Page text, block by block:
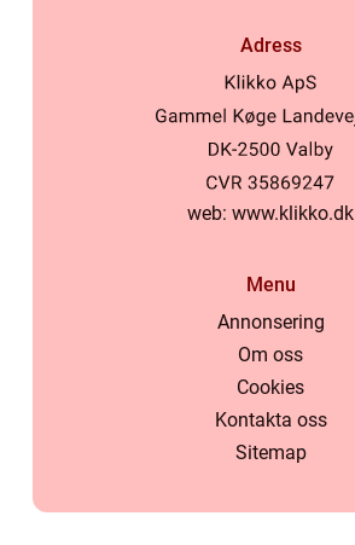
Adress
web: www.klikko.dk
Menu
Annonsering
Om oss
Cookies
Kontakta oss
Sitemap